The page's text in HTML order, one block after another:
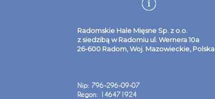
Radomskie Hale Mięsne Sp. z o.o.
z siedzibą w Radomiu ul. Wernera 10a
26-600 Radom, Woj. Mazowieckie, Polska
Nip: 796-296-09-07
Regon: 146471924